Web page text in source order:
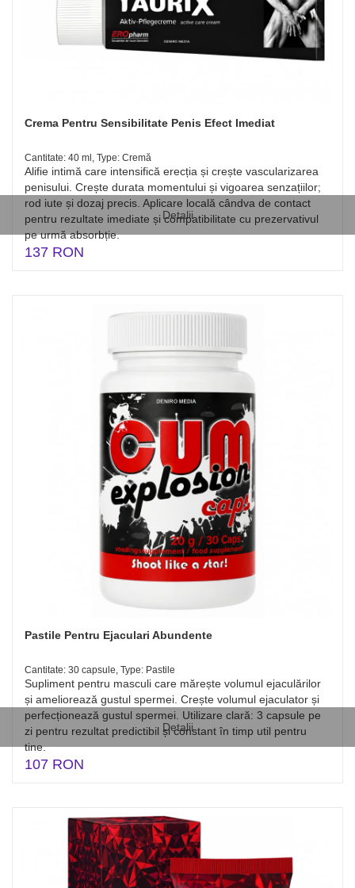
Detalii
Crema Pentru Sensibilitate Penis Efect Imediat
Cantitate: 40 ml, Type: Cremă
Alifie intimă care intensifică erecția și crește vascularizarea
penisului. Crește durata momentului și vigoarea senzațiilor;
rod iute și dozaj precis. Aplicare locală cândva de contact
pentru rezultate imediate și compatibilitate cu prezervativul
pe urmă absorbție.
137 RON
Detalii
Pastile Pentru Ejaculari Abundente
Cantitate: 30 capsule, Type: Pastile
Supliment pentru masculi care mărește volumul ejaculărilor
și ameliorează gustul spermei. Crește volumul ejaculator și
perfecționează gustul spermei. Utilizare clară: 3 capsule pe
zi pentru rezultat predictibil și constant în timp util pentru
tine.
107 RON